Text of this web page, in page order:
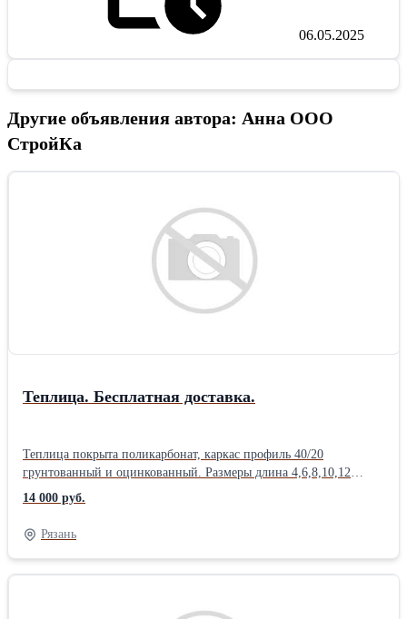
06.05.2025
Другие объявления автора: Анна ООО
СтройКа
Теплица. Бесплатная доставка.
Теплица покрыта поликарбонат, каркас профиль 40/20
грунтованный и оцинкованный. Размеры длина 4,6,8,10,12
ширина 3 высота 2м. Шаг 65 см Бесплатная доставка по всей
14 000 руб.
Рязань